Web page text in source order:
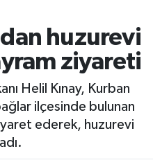
huzurevi
ziyareti
Helil Kınay, Kurban
ilçesinde bulunan
ederek, huzurevi
ve Fikstür